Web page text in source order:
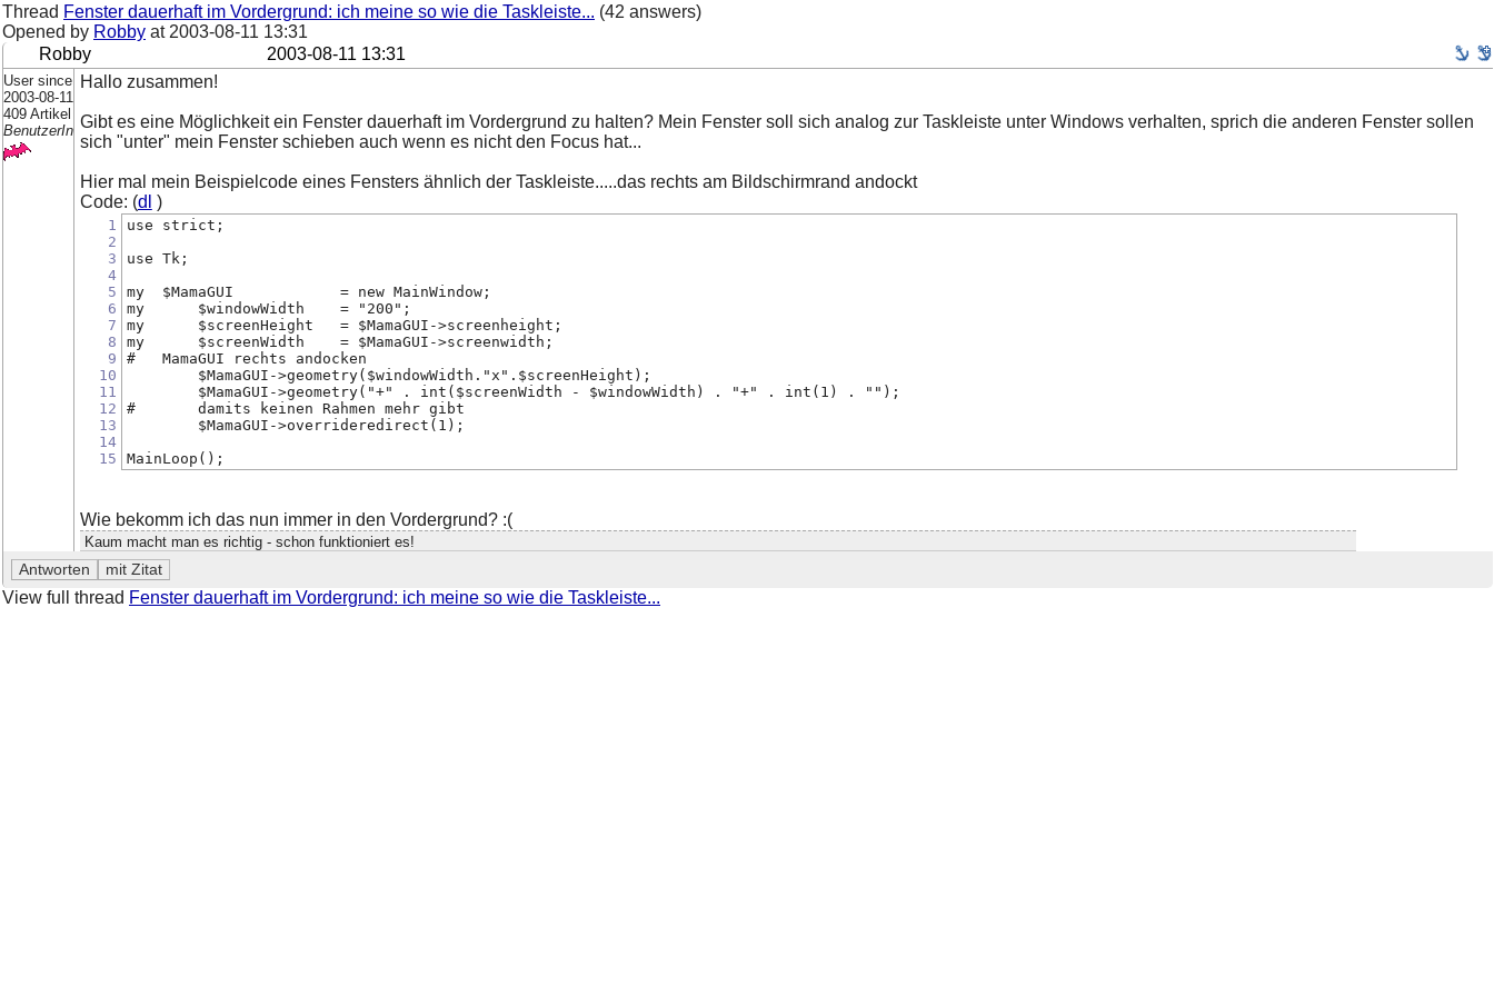
Thread Fenster dauerhaft im Vordergrund: ich meine so wie die Taskleiste... (42 answers)
Opened by Robby at 2003-08-11 13:31
Robby
2003-08-11 13:31
User since
2003-08-11
409 Artikel
BenutzerIn
Hallo zusammen!
Gibt es eine Möglichkeit ein Fenster dauerhaft im Vordergrund zu halten? Mein Fenster soll sich analog zur Taskleiste unter Windows verhalten, sprich die anderen Fenster sollen
sich "unter" mein Fenster schieben auch wenn es nicht den Focus hat...
Hier mal mein Beispielcode eines Fensters ähnlich der Taskleiste.....das rechts am Bildschirmrand andockt
Code: (dl )
1
2
3
4
5
6
7
8
9
10
11
12
13
14
15
use strict;
use Tk;
my  $MamaGUI 		= new MainWindow;
my 	$windowWidth 	= "200";
my 	$screenHeight 	= $MamaGUI->screenheight;
my 	$screenWidth  	= $MamaGUI->screenwidth;
#   MamaGUI rechts andocken
	$MamaGUI->geometry($windowWidth."x".$screenHeight);
	$MamaGUI->geometry("+" . int($screenWidth - $windowWidth) . "+" . int(1) . "");
# 	damits keinen Rahmen mehr gibt
	$MamaGUI->overrideredirect(1);
MainLoop();
Wie bekomm ich das nun immer in den Vordergrund? :(
Kaum macht man es richtig - schon funktioniert es!
View full thread Fenster dauerhaft im Vordergrund: ich meine so wie die Taskleiste...